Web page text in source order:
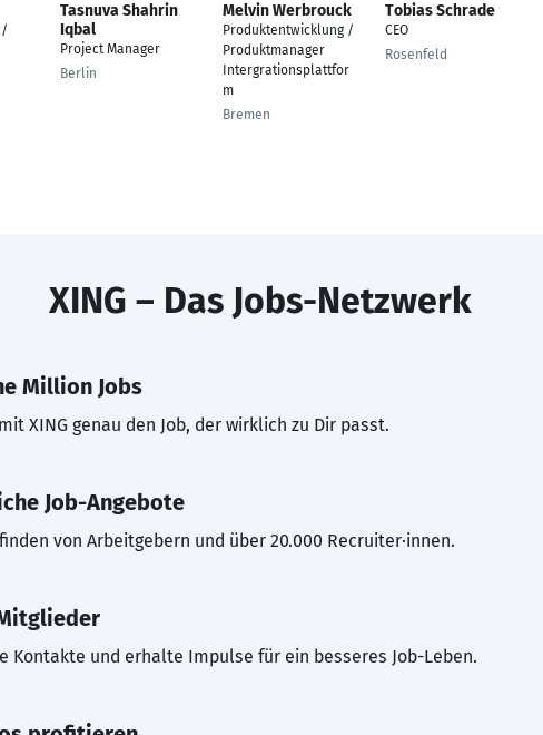
/
Tasnuva Shahrin
Iqbal
Project Manager
Berlin
Melvin Werbrouck
Produktentwicklung /
Produktmanager
Intergrationsplattfor
m
Bremen
Tobias Schrade
CEO
Rosenfeld
XING – Das Jobs-Netzwerk
Million Jobs
XING genau den Job, der wirklich zu Dir passt.
Job-Angebote
von Arbeitgebern und über 20.000 Recruiter·innen.
Kontakte und erhalte Impulse für ein besseres Job-Leben.